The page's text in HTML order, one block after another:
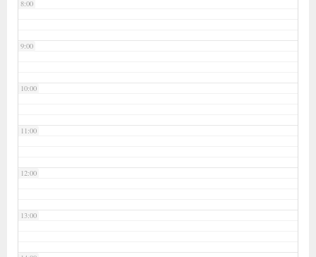
8:00
9:00
10:00
11:00
12:00
13:00